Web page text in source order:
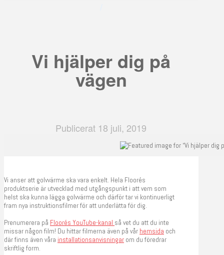
Vi hjälper dig på
vägen
Publicerat 18 juli, 2019
Vi anser att golvvärme ska vara enkelt. Hela Floorés
produktserie är utvecklad med utgångspunkt i att vem som
helst ska kunna lägga golvvärme och därför tar vi kontinuerligt
fram nya instruktionsfilmer för att underlätta för dig.
Prenumerera på Floorés YouTube-kanal så vet du att du inte
missar någon film! Du hittar filmerna även på vår hemsida och
där finns även våra installationsanvisningar om du föredrar
skriftlig form.